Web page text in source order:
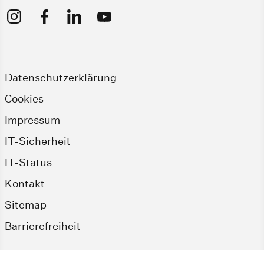
Datenschutzerklärung
Cookies
Impressum
IT-Sicherheit
IT-Status
Kontakt
Sitemap
Barrierefreiheit